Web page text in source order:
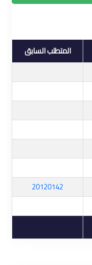
المتطلب السابق
20120142